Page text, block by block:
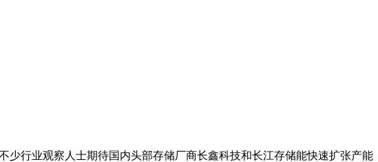
少行业观察人士期待国内头部存储厂商长鑫科技和长江存储能快速扩张产